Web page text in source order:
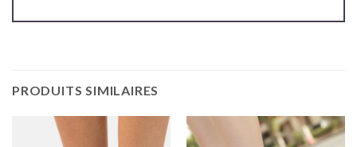
PRODUITS SIMILAIRES